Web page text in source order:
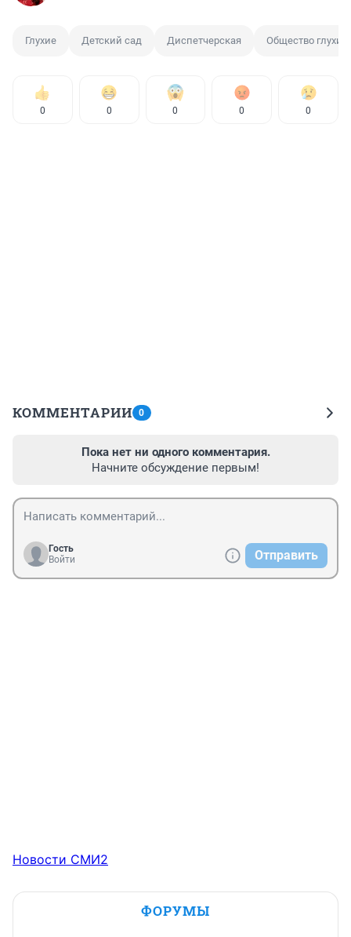
Глухие Детский сад Диспетчерская Общество глухих
0 0 0 0 0
КОММЕНТАРИИ 0
Пока нет ни одного комментария.
Начните обсуждение первым!
Гость
Войти
Отправить
Новости СМИ2
ФОРУМЫ